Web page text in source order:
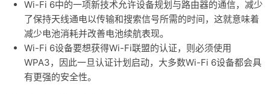
Wi-Fi 6中的一项新技术允许设备规划与路由器的通信，减少
了保持天线通电以传输和搜索信号所需的时间，这就意味着
减少电池消耗并改善电池续航表现。
Wi-Fi 6设备要想获得Wi-Fi联盟的认证，则必须使用
WPA3，因此一旦认证计划启动，大多数Wi-Fi 6设备都会具
有更强的安全性。